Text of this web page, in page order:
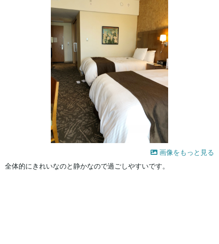
画像をもっと見る
全体的にきれいなのと静かなので過ごしやすいです。